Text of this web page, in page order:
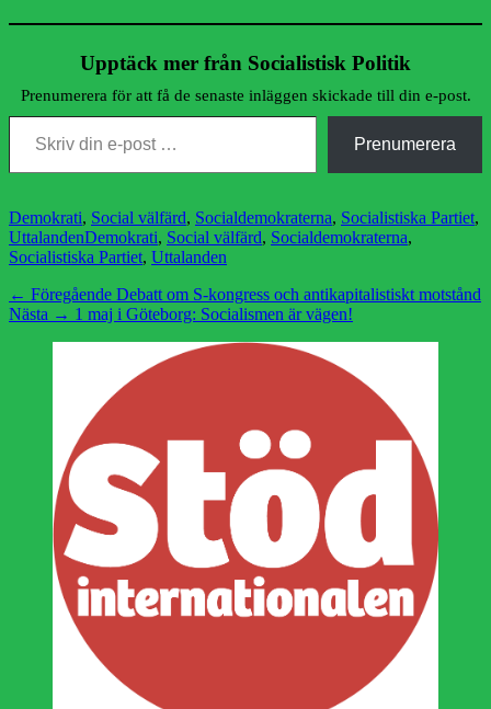
Upptäck mer från Socialistisk Politik
Prenumerera för att få de senaste inläggen skickade till din e-post.
Skriv din e-post …
Prenumerera
Kategorier
Demokrati, Social välfärd, Socialdemokraterna, Socialistiska Partiet,
UttalandenEtiketter
Demokrati, Social välfärd, Socialdemokraterna,
Socialistiska Partiet, Uttalanden
Inläggsnavigering
← Föregående Föregående
inlägg:
Debatt om S-kongress och antikapitalistiskt motstånd
Nästa → Nästa
1 maj i Göteborg: Socialismen är vägen!